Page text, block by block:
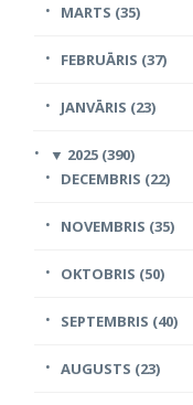
MARTS (35)
FEBRUĀRIS (37)
JANVĀRIS (23)
▼ 2025 (390)
DECEMBRIS (22)
NOVEMBRIS (35)
OKTOBRIS (50)
SEPTEMBRIS (40)
AUGUSTS (23)